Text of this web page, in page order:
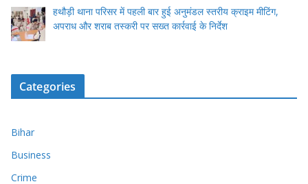
हथौड़ी थाना परिसर में पहली बार हुई अनुमंडल स्तरीय क्राइम मीटिंग,
अपराध और शराब तस्करी पर सख्त कार्रवाई के निर्देश
Categories
Bihar
Business
Crime